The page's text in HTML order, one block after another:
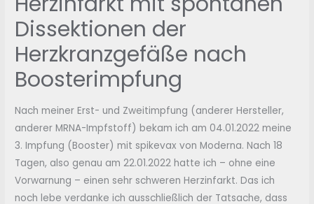
Dissektionen der
Herzkranzgefäße nach
Boosterimpfung
Nach meiner Erst- und Zweitimpfung (anderer Hersteller,
anderer MRNA-Impfstoff) bekam ich am 04.01.2022 meine
3. Impfung (Booster) mit spikevax von Moderna. Nach 18
Tagen, also genau am 22.01.2022 hatte ich – ohne eine
Vorwarnung – einen sehr schweren Herzinfarkt. Das ich
noch lebe verdanke ich ausschließlich der Tatsache, dass